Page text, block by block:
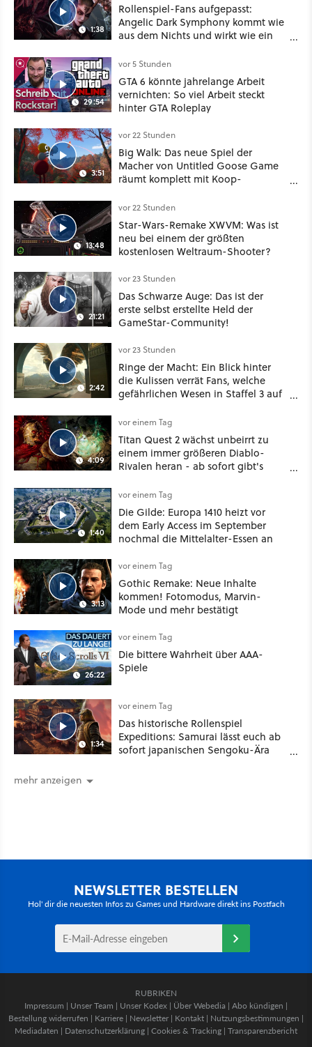
1:38
Rollenspiel-Fans aufgepasst:
Angelic Dark Symphony kommt wie
aus dem Nichts und wirkt wie ein
Mass Effect
29:54
vor 5 Stunden
GTA 6 könnte jahrelange Arbeit
vernichten: So viel Arbeit steckt
hinter GTA Roleplay
3:51
vor 22 Stunden
Big Walk: Das neue Spiel der
Macher von Untitled Goose Game
räumt komplett mit Koop-
13:48
vor 22 Stunden
Star-Wars-Remake XWVM: Was ist
neu bei einem der größten
kostenlosen Weltraum-Shooter?
21:21
vor 23 Stunden
Das Schwarze Auge: Das ist der
erste selbst erstellte Held der
GameStar-Community!
2:42
vor 23 Stunden
Ringe der Macht: Ein Blick hinter
die Kulissen verrät Fans, welche
gefährlichen Wesen in Staffel 3 auf
4:09
vor einem Tag
Titan Quest 2 wächst unbeirrt zu
einem immer größeren Diablo-
Rivalen heran - ab sofort gibt's
Klasse
1:40
vor einem Tag
Die Gilde: Europa 1410 heizt vor
dem Early Access im September
nochmal die Mittelalter-Essen an
3:13
vor einem Tag
Gothic Remake: Neue Inhalte
kommen! Fotomodus, Marvin-
Mode und mehr bestätigt
26:22
vor einem Tag
Die bittere Wahrheit über AAA-
Spiele
1:34
vor einem Tag
Das historische Rollenspiel
Expeditions: Samurai lässt euch ab
sofort japanischen Sengoku-Ära
mehr anzeigen
NEWSLETTER BESTELLEN
Hol' dir die neuesten Infos zu Games und Hardware direkt ins Postfach
RUBRIKEN
Impressum | Unser Team | Unser Kodex | Über Webedia | Abo kündigen |
Bestellung widerrufen | Karriere | Newsletter | Kontakt | Nutzungsbestimmungen |
Mediadaten | Datenschutzerklärung | Cookies & Tracking | Transparenzbericht